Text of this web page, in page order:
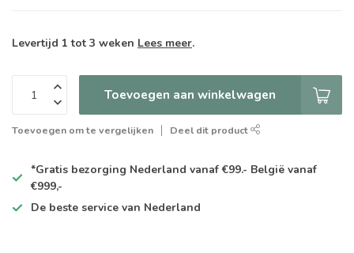
Levertijd 1 tot 3 weken Lees meer.
Toevoegen aan winkelwagen
Toevoegen om te vergelijken Deel dit product
*Gratis bezorging Nederland vanaf €99.- België vanaf
€999,-
De beste service van Nederland